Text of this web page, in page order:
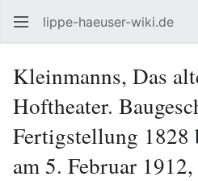
lippe-haeuser-wiki.de
Kleinmanns, Das
Hoftheater.
Fertigstellung 1828
am 5. Februar